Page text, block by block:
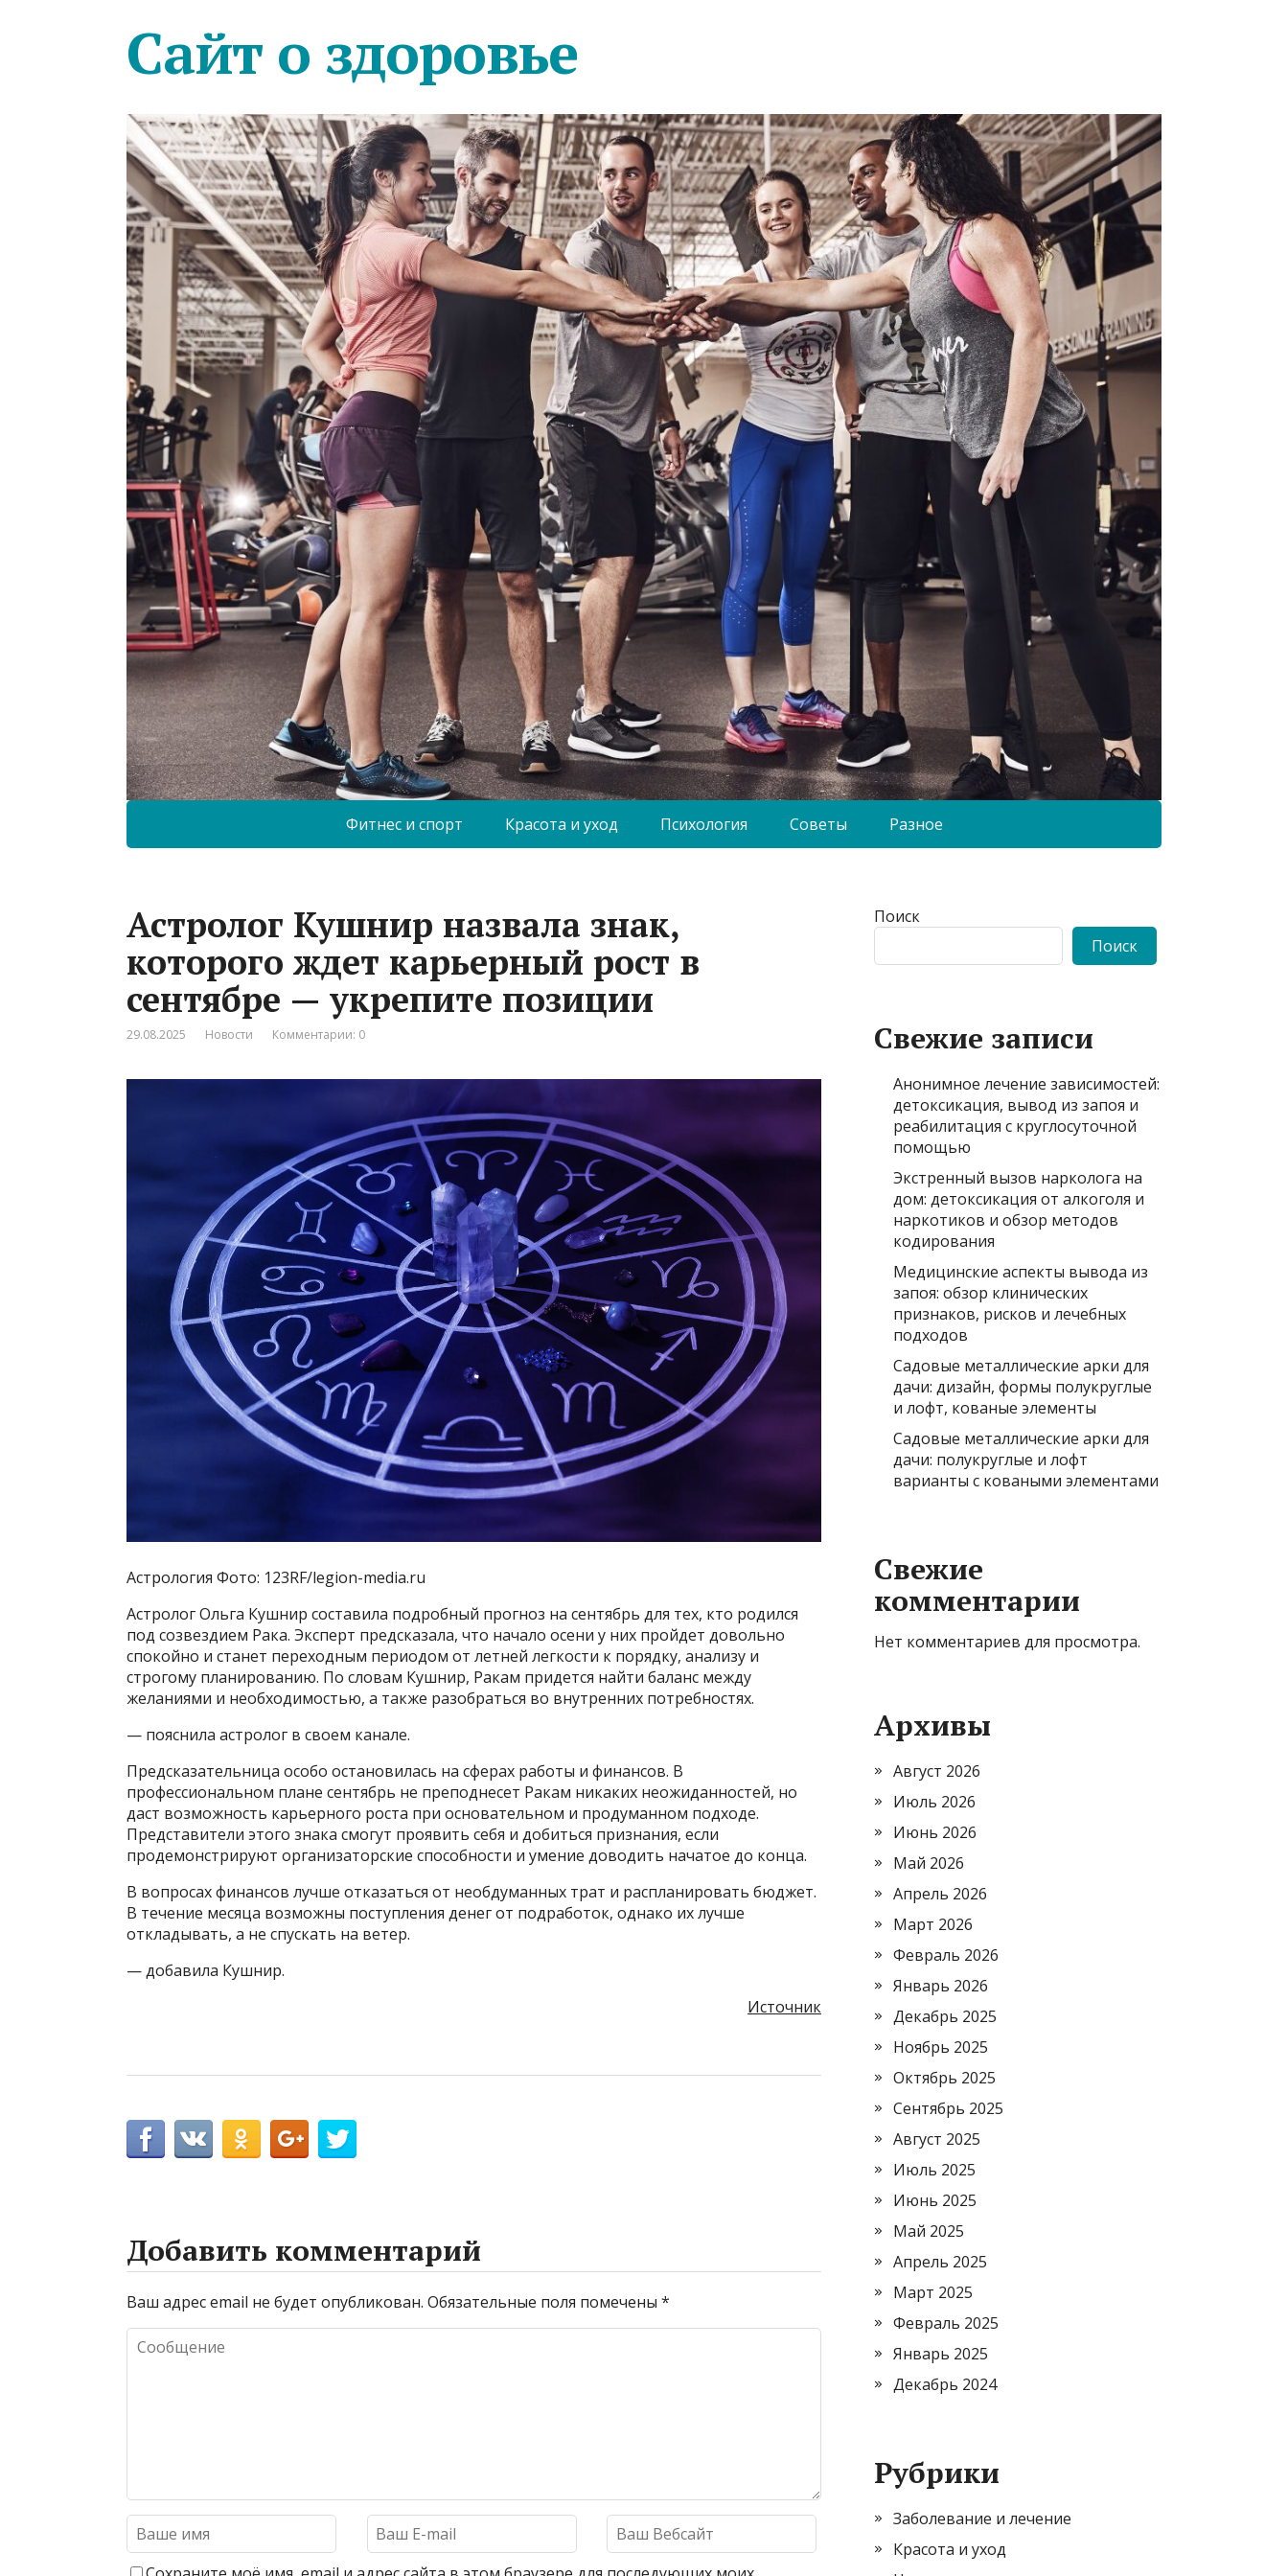
Сайт о здоровье
Фитнес и спорт Красота и уход Психология Советы Разное
Астролог Кушнир назвала знак,
которого ждет карьерный рост в
сентябре — укрепите позиции
29.08.2025 Новости Комментарии: 0
Астрология Фото: 123RF/legion-media.ru
Астролог Ольга Кушнир составила подробный прогноз на сентябрь для тех, кто родился
под созвездием Рака. Эксперт предсказала, что начало осени у них пройдет довольно
спокойно и станет переходным периодом от летней легкости к порядку, анализу и
строгому планированию. По словам Кушнир, Ракам придется найти баланс между
желаниями и необходимостью, а также разобраться во внутренних потребностях.
— пояснила астролог в своем канале.
Предсказательница особо остановилась на сферах работы и финансов. В
профессиональном плане сентябрь не преподнесет Ракам никаких неожиданностей, но
даст возможность карьерного роста при основательном и продуманном подходе.
Представители этого знака смогут проявить себя и добиться признания, если
продемонстрируют организаторские способности и умение доводить начатое до конца.
В вопросах финансов лучше отказаться от необдуманных трат и распланировать бюджет.
В течение месяца возможны поступления денег от подработок, однако их лучше
откладывать, а не спускать на ветер.
— добавила Кушнир.
Источник
Добавить комментарий
Ваш адрес email не будет опубликован. Обязательные поля помечены *
Поиск
Поиск
Свежие записи
Анонимное лечение зависимостей:
детоксикация, вывод из запоя и
реабилитация с круглосуточной
помощью
Экстренный вызов нарколога на
дом: детоксикация от алкоголя и
наркотиков и обзор методов
кодирования
Медицинские аспекты вывода из
запоя: обзор клинических
признаков, рисков и лечебных
подходов
Садовые металлические арки для
дачи: дизайн, формы полукруглые
и лофт, кованые элементы
Садовые металлические арки для
дачи: полукруглые и лофт
варианты с коваными элементами
Свежие
комментарии
Нет комментариев для просмотра.
Архивы
Август 2026
Июль 2026
Июнь 2026
Май 2026
Апрель 2026
Март 2026
Февраль 2026
Январь 2026
Декабрь 2025
Ноябрь 2025
Октябрь 2025
Сентябрь 2025
Август 2025
Июль 2025
Июнь 2025
Май 2025
Апрель 2025
Март 2025
Февраль 2025
Январь 2025
Декабрь 2024
Рубрики
Заболевание и лечение
Красота и уход